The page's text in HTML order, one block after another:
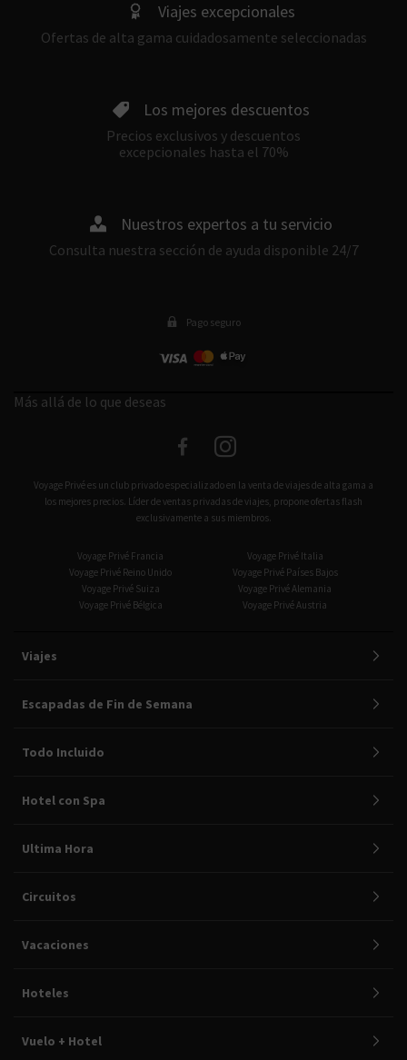
Viajes excepcionales
Ofertas de alta gama cuidadosamente seleccionadas
Los mejores descuentos
Precios exclusivos y descuentos
excepcionales hasta el 70%
Nuestros expertos a tu servicio
Consulta nuestra sección de ayuda disponible 24/7
Pago seguro
Más allá de lo que deseas
Voyage Privé es un club privado especializado en la venta de viajes de alta gama a
los mejores precios. Líder de ventas privadas de viajes, propone ofertas flash
exclusivamente a sus miembros.
Voyage Privé Francia
Voyage Privé Italia
Voyage Privé Reino Unido
Voyage Privé Países Bajos
Voyage Privé Suiza
Voyage Privé Alemania
Voyage Privé Bélgica
Voyage Privé Austria
Viajes
Escapadas de Fin de Semana
Todo Incluido
Hotel con Spa
Ultima Hora
Circuitos
Vacaciones
Hoteles
Vuelo + Hotel